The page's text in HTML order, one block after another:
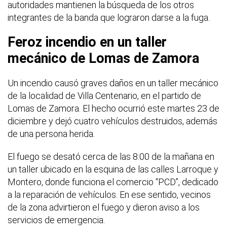
autoridades mantienen la búsqueda de los otros
integrantes de la banda que lograron darse a la fuga.
Feroz incendio en un taller
mecánico de Lomas de Zamora
Un incendio causó graves daños en un taller mecánico
de la localidad de Villa Centenario, en el partido de
Lomas de Zamora. El hecho ocurrió este martes 23 de
diciembre y dejó cuatro vehículos destruidos, además
de una persona herida.
El fuego se desató cerca de las 8:00 de la mañana en
un taller ubicado en la esquina de las calles Larroque y
Montero, donde funciona el comercio “PCD”, dedicado
a la reparación de vehículos. En ese sentido, vecinos
de la zona advirtieron el fuego y dieron aviso a los
servicios de emergencia.